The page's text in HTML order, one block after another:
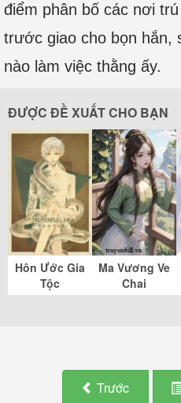
điểm phân bố các nơi
trước giao cho bọn hắn,
nào làm việc thằng ấy.
ĐƯỢC ĐỀ XUẤT CHO BẠN
Hôn Ước Gia
Tộc
Ma Vương Ve
Chai
Trước